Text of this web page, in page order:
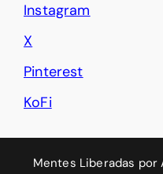
Instagram
X
Pinterest
KoFi
Mentes Liberadas por